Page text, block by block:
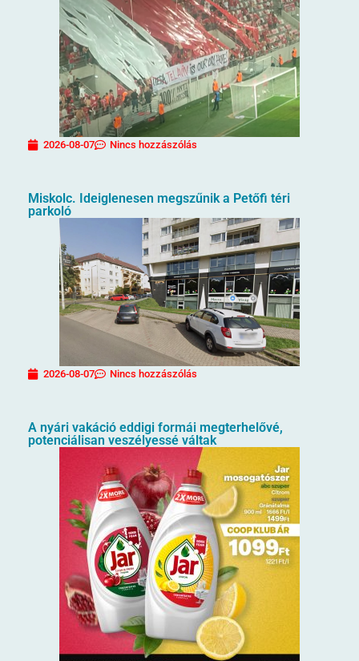
2026-08-07 Nincs hozzászólás
Miskolc. Ideiglenesen megszűnik a Petőfi téri
parkoló
2026-08-07 Nincs hozzászólás
A nyári vakáció eddigi formái megterhelővé,
potenciálisan veszélyessé váltak